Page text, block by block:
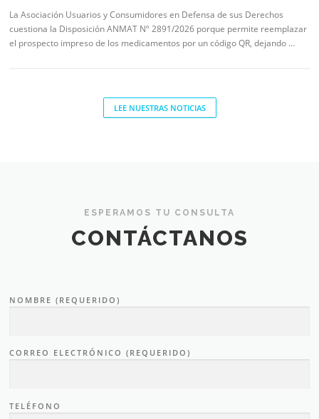
La Asociación Usuarios y Consumidores en Defensa de sus Derechos
cuestiona la Disposición ANMAT Nº 2891/2026 porque permite reemplazar
el prospecto impreso de los medicamentos por un código QR, dejando …
LEE NUESTRAS NOTICIAS
ESPERAMOS TU CONSULTA
CONTÁCTANOS
NOMBRE (REQUERIDO)
CORREO ELECTRÓNICO (REQUERIDO)
TELÉFONO